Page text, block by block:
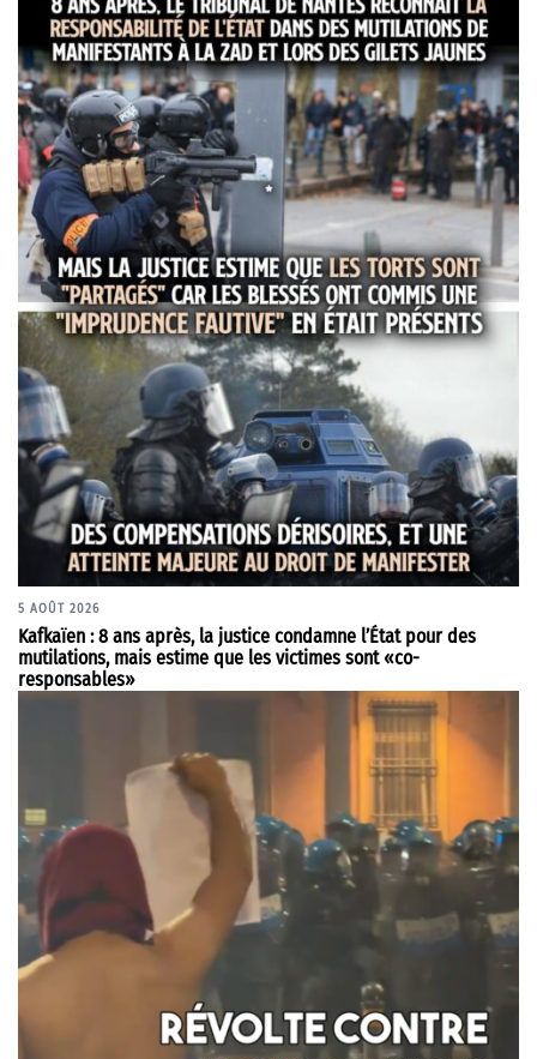
5 AOÛT 2026
Kafkaïen : 8 ans après, la justice condamne l’État pour des
mutilations, mais estime que les victimes sont «co-
responsables»